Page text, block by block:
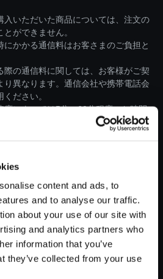
content and ads, to
and to analyse our traffic.
about your use of our site with
and analytics partners who
information that you’ve
they’ve collected from your use
入いただいた商品については、注文の
ができません。
にかかる通信料はお客さまのご負担と
際の通信料に関しては、お客様がご契
り異なります。通信会社や携帯電話会
ださい。
度によっては5分～60分程度のお時間
のダウンロードの際には、通信環境
単曲】モンスターハンター 狩
猟音楽集III ～モンスターハンタ